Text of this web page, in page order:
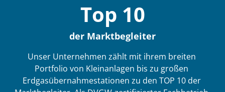
Top 10
der Marktbegleiter
Unser Unternehmen zählt mit ihrem breiten
Portfolio von Kleinanlagen bis zu großen
Erdgasübernahmestationen zu den TOP 10 der